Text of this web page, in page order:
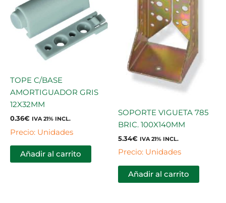
TOPE C/BASE
AMORTIGUADOR GRIS
12X32MM
0.36€ IVA 21% INCL.
Precio: Unidades
Añadir al carrito
SOPORTE VIGUETA 785
BRIC. 100X140MM
5.34€ IVA 21% INCL.
Precio: Unidades
Añadir al carrito